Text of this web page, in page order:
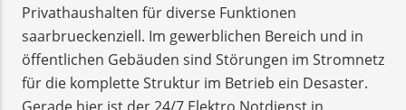
Privathaushalten für diverse Funktionen
saarbrueckenziell. Im gewerblichen Bereich und in
öffentlichen Gebäuden sind Störungen im Stromnetz
für die komplette Struktur im Betrieb ein Desaster.
Gerade hier ist der 24/7 Elektro Notdienst in